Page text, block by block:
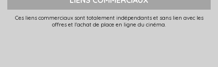
Ces liens commerciaux sont totalement indépendants et sans lien avec les
offres et l'achat de place en ligne du cinéma.